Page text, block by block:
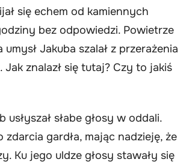
się echem od kamiennych
bez odpowiedzi. Powietrze
umysł Jakuba szalał z przerażenia
Jak znalazł się tutaj? Czy to jakiś
usłyszał słabe głosy w oddali.
zdarcia gardła, mając nadzieję, że
Ku jego uldze głosy stawały się